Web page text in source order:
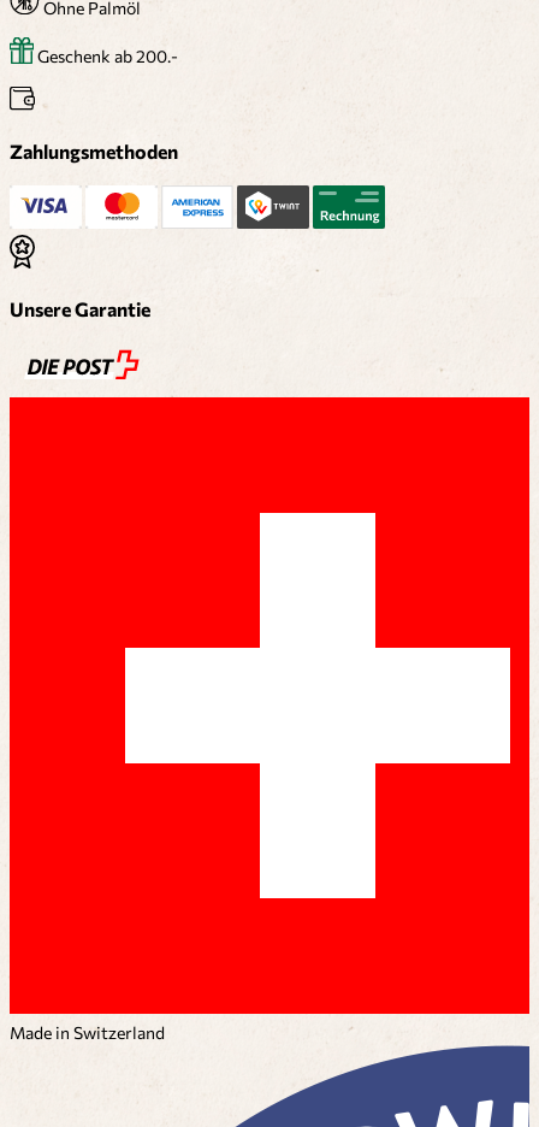
Ohne Palmöl
Geschenk ab 200.-
Zahlungsmethoden
Unsere Garantie
Made in Switzerland